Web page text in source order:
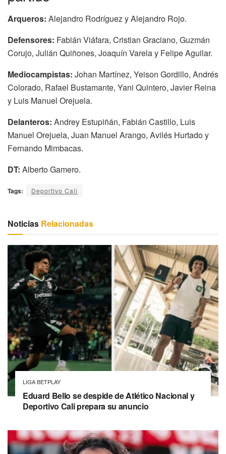
Arqueros: Alejandro Rodríguez y Alejandro Rojo.
Defensores: Fabián Viáfara, Cristian Graciano, Guzmán
Corujo, Julián Quiñones, Joaquín Varela y Felipe Aguilar.
Mediocampistas: Johan Martínez, Yeison Gordillo, Andrés
Colorado, Rafael Bustamante, Yani Quintero, Javier Reina
y Luis Manuel Orejuela.
Delanteros: Andrey Estupiñán, Fabián Castillo, Luis
Manuel Orejuela, Juan Manuel Arango, Avilés Hurtado y
Fernando Mimbacas.
DT: Alberto Gamero.
Tags: Deportivo Cali
Noticias Relacionadas
LIGA BETPLAY
Eduard Bello se despide de Atlético Nacional y
Deportivo Cali prepara su anuncio